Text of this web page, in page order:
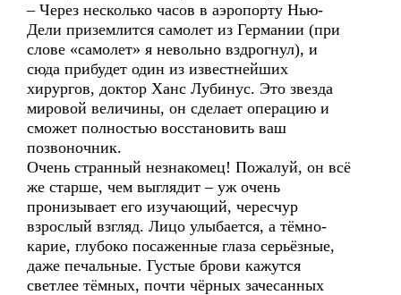
– Через несколько часов в аэропорту Нью-
Дели приземлится самолет из Германии (при
слове «самолет» я невольно вздрогнул), и
сюда прибудет один из известнейших
хирургов, доктор Ханс Лубинус. Это звезда
мировой величины, он сделает операцию и
сможет полностью восстановить ваш
позвоночник.
Очень странный незнакомец! Пожалуй, он всё
же старше, чем выглядит – уж очень
пронизывает его изучающий, чересчур
взрослый взгляд. Лицо улыбается, а тёмно-
карие, глубоко посаженные глаза серьёзные,
даже печальные. Густые брови кажутся
светлее тёмных, почти чёрных зачесанных